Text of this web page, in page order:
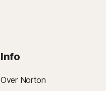
Info
Over Norton